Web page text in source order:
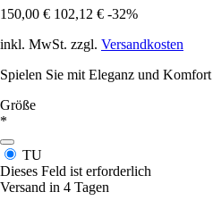
150,00 € 102,12 € -32%
inkl. MwSt. zzgl. Versandkosten
Spielen Sie mit Eleganz und
Größe
*
TU
Dieses Feld ist erforderlich
Versand in 4 Tagen